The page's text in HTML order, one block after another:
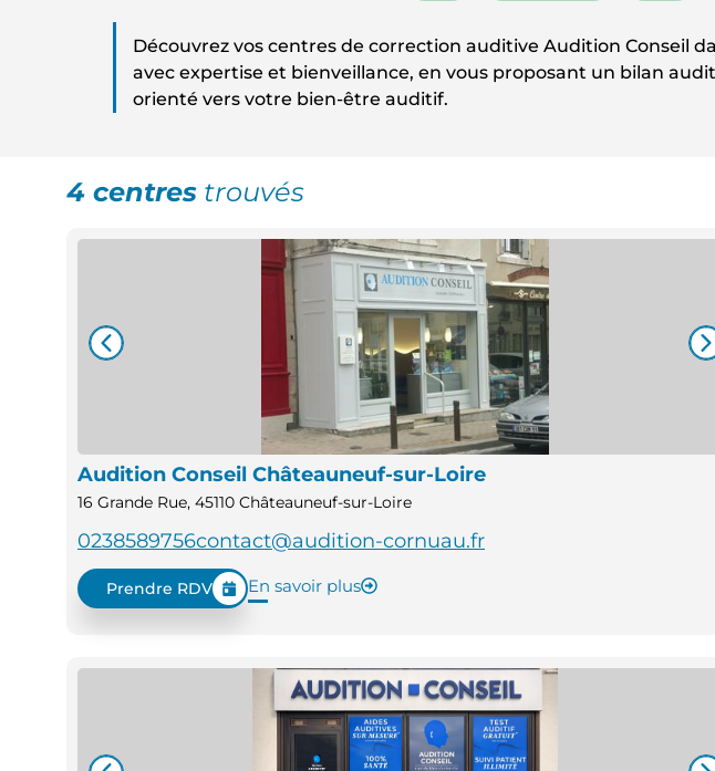
Découvrez vos centres de correction auditive Audition Conseil
avec expertise et bienveillance, en vous proposant un bilan
orienté vers votre bien-être auditif.
4 centres trouvés
Audition Conseil Châteauneuf-sur-Loire
16 Grande Rue, 45110 Châteauneuf-sur-Loire
0238589756contact@audition-cornuau.fr
Prendre RDV En savoir plus